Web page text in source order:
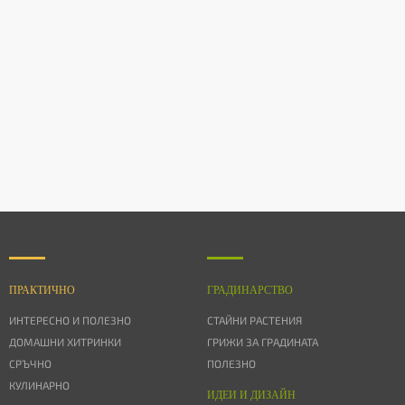
ПРАКТИЧНО
ИНТЕРЕСНО И ПОЛЕЗНО
ДОМАШНИ ХИТРИНКИ
СРЪЧНО
КУЛИНАРНО
ГРАДИНАРСТВО
СТАЙНИ РАСТЕНИЯ
ГРИЖИ ЗА ГРАДИНАТА
ПОЛЕЗНО
ИДЕИ И ДИЗАЙН